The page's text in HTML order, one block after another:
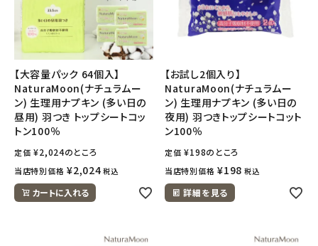
【大容量パック 64個入】
NaturaMoon(ナチュラムー
ン) 生理用ナプキン (多い日の
昼用) 羽つき トップシートコッ
トン100％
定価 ¥2,024のところ
当店特別価格 ¥2,024 税込
カートに入れる
【お試し2個入り】
NaturaMoon(ナチュラムー
ン) 生理用ナプキン (多い日の
夜用) 羽つきトップシートコット
ン100％
定価 ¥198のところ
当店特別価格 ¥198 税込
詳細を見る